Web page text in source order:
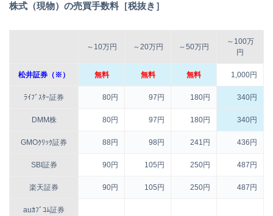
株式（現物）の売買手数料［税抜き］
～10万円 ～20万円 ～50万円
～100万
円
松井証券（※） 無料 無料 無料 1,000円
ﾗｲﾌﾞｽﾀｰ証券 80円 97円 180円 340円
DMM株 80円 97円 180円 340円
GMOｸﾘｯｸ証券 88円 98円 241円 436円
SBI証券 90円 105円 250円 487円
楽天証券 90円 105円 250円 487円
auｶﾌﾞｺﾑ証券